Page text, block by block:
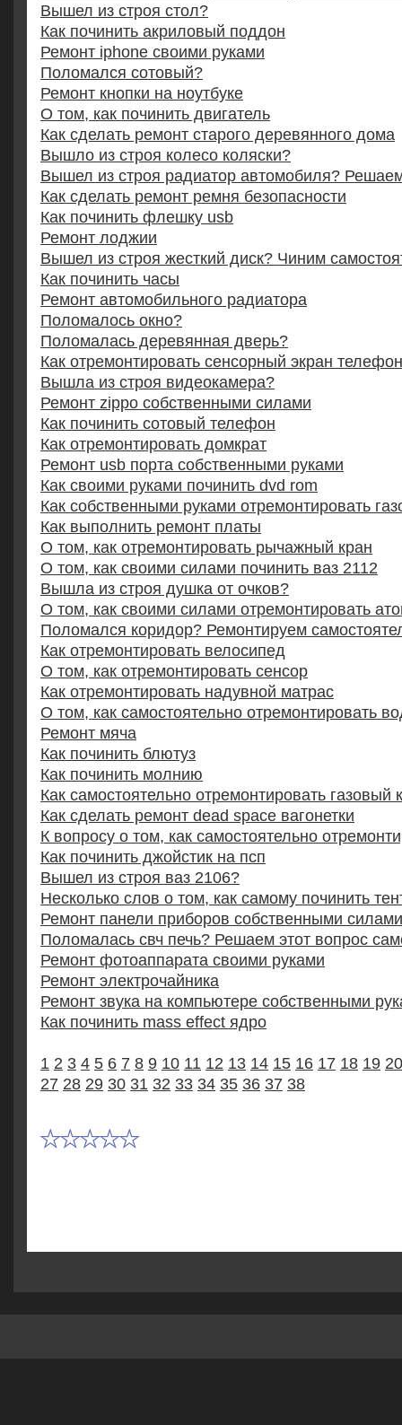
Вышел из строя стол?
Как починить акриловый поддон
Ремонт iphone своими руками
Поломался сотовый?
Ремонт кнопки на ноутбуке
О том, как починить двигатель
Как сделать ремонт старого деревянного дома
Вышло из строя колесо коляски?
Вышел из строя радиатор автомобиля?
Как сделать ремонт ремня безопасности
Как починить флешку usb
Ремонт лоджии
Вышел из строя жесткий диск? Чиним
Как починить часы
Ремонт автомобильного радиатора
Поломалось окно?
Поломалась деревянная дверь?
Как отремонтировать сенсорный экран
Вышла из строя видеокамера?
Ремонт zippo собственными силами
Как починить сотовый телефон
Как отремонтировать домкрат
Ремонт usb порта собственными руками
Как своими руками починить dvd rom
Как собственными руками отремонтировать
Как выполнить ремонт платы
О том, как отремонтировать рычажный кран
О том, как своими силами починить ваз 2112
Вышла из строя душка от очков?
О том, как своими силами отремонтировать
Поломался коридор? Ремонтируем
Как отремонтировать велосипед
О том, как отремонтировать сенсор
Как отремонтировать надувной матрас
О том, как самостоятельно отремонтировать
Ремонт мяча
Как починить блютуз
Как починить молнию
Как самостоятельно отремонтировать газовый
Как сделать ремонт dead space вагонетки
К вопросу о том, как самостоятельно
Как починить джойстик на псп
Вышел из строя ваз 2106?
Несколько слов о том, как самому починить
Ремонт панели приборов собственными силами
Поломалась свч печь? Решаем этот вопрос
Ремонт фотоаппарата своими руками
Ремонт электрочайника
Ремонт звука на компьютере собственными
Как починить mass effect ядро
1 2 3 4 5 6 7 8 9 10 11 12 13 14 15 16 17 18 19 20
27 28 29 30 31 32 33 34 35 36 37 38